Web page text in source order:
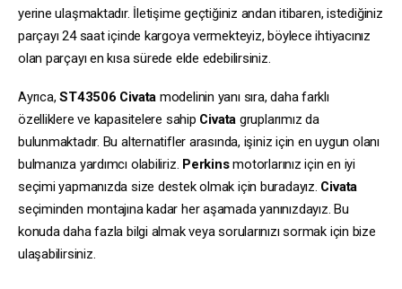
yerine ulaşmaktadır. İletişime geçtiğiniz andan itibaren, istediğiniz
parçayı 24 saat içinde kargoya vermekteyiz, böylece ihtiyacınız
olan parçayı en kısa sürede elde edebilirsiniz.
Ayrıca,ST43506 Civata modelinin yanı sıra, daha farklı
özelliklere ve kapasitelere sahip Civata gruplarımız da
bulunmaktadır. Bu alternatifler arasında, işiniz için en uygun olanı
bulmanıza yardımcı olabiliriz. Perkinsmotorlarınız için en iyi
seçimi yapmanızda size destek olmak için buradayız. Civata
seçiminden montajına kadar her aşamada yanınızdayız. Bu
konuda daha fazla bilgi almak veya sorularınızı sormak için bize
ulaşabilirsiniz.